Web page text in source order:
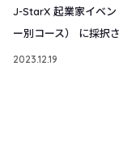
J-StarX 起業家イベン
ー別コース） に採択
2023.12.19